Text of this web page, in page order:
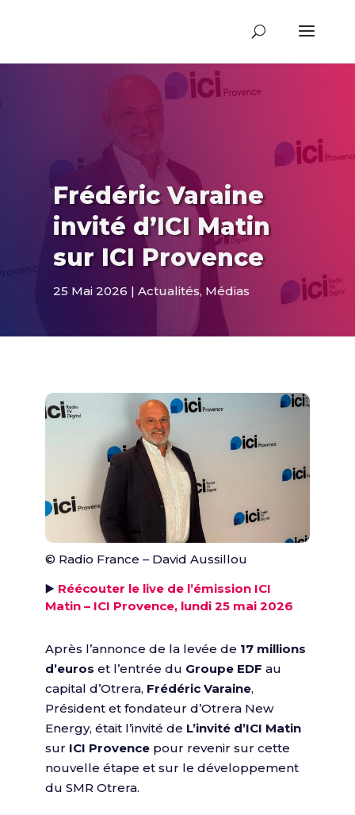
Frédéric Varaine
invité d’ICI Matin
sur ICI Provence
25 Mai 2026 Actualités, Médias
© Radio France – David Aussillou
▶️ Réécouter le live de l’émission ICI
Matin – ICI Provence, lundi 25 mai 2026
Après l’annonce de la levée de 17 millions
d’euros et l’entrée du Groupe EDF au
capital d’Otrera, Frédéric Varaine,
Président et fondateur d’Otrera New
Energy, était l’invité de L’invité d’ICI Matin
sur ICI Provence pour revenir sur cette
nouvelle étape et sur le développement
du SMR Otrera.